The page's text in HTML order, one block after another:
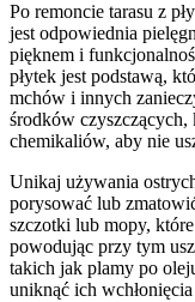
Po remoncie tarasu z
jest odpowiednia
pięknem i
płytek jest podstawą,
mchów i innych
środków czyszczących,
chemikaliów, aby nie
Unikaj używania
porysować lub
szczotki lub mopy,
powodując przy tym
takich jak plamy po
uniknąć ich